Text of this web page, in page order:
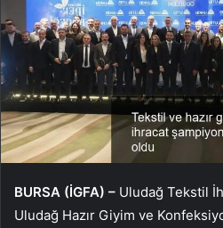
BURSA (İGFA) – Uludağ Tekstil
Uludağ Hazır Giyim ve